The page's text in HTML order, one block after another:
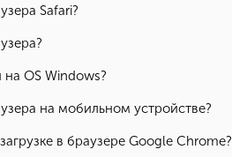
Safari?
на OS Windows?
на мобильном устройстве?
в браузере Google Chrome?